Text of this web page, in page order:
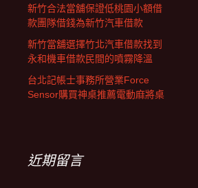
新竹合法當舖保證低桃園小額借
款團隊借錢為新竹汽車借款
新竹當舖選擇竹北汽車借款找到
永和機車借款民間的噴霧降溫
台北記帳士事務所營業Force
Sensor購買神桌推薦電動麻將桌
近期留言